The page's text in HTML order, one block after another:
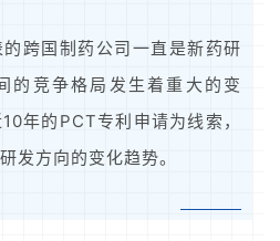
跨国制药公司一直是新药研
的竞争格局发生着重大的变
年的PCT专利申请为线索，
发方向的变化趋势。